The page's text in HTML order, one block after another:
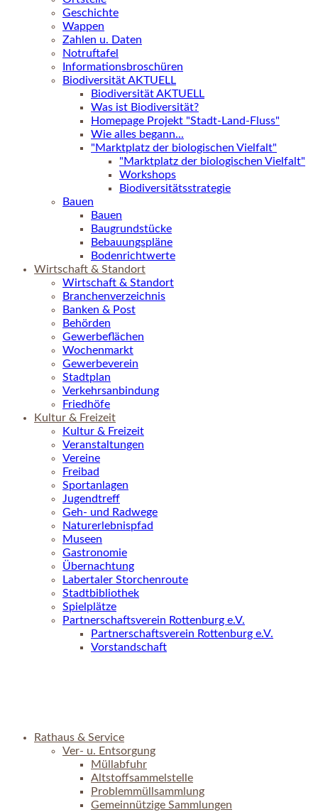
Geschichte
Wappen
Zahlen u. Daten
Notruftafel
Informationsbroschüren
Biodiversität AKTUELL
Biodiversität AKTUELL
Was ist Biodiversität?
Homepage Projekt "Stadt-Land-Fluss"
Wie alles begann...
"Marktplatz der biologischen Vielfalt"
"Marktplatz der biologischen Vielfalt"
Workshops
Biodiversitätsstrategie
Bauen
Bauen
Baugrundstücke
Bebauungspläne
Bodenrichtwerte
Wirtschaft & Standort
Wirtschaft & Standort
Branchenverzeichnis
Banken & Post
Behörden
Gewerbeflächen
Wochenmarkt
Gewerbeverein
Stadtplan
Verkehrsanbindung
Friedhöfe
Kultur & Freizeit
Kultur & Freizeit
Veranstaltungen
Vereine
Freibad
Sportanlagen
Jugendtreff
Geh- und Radwege
Naturerlebnispfad
Museen
Gastronomie
Übernachtung
Labertaler Storchenroute
Stadtbibliothek
Spielplätze
Partnerschaftsverein Rottenburg e.V.
Partnerschaftsverein Rottenburg e.V.
Vorstandschaft
Rathaus & Service
Ver- u. Entsorgung
Müllabfuhr
Altstoffsammelstelle
Problemmüllsammlung
Gemeinnützige Sammlungen